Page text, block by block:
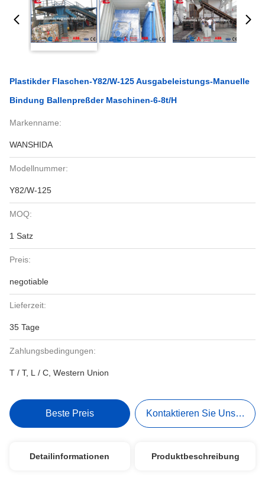
Plastikder Flaschen-Y82/W-125 Ausgabeleistungs-Manuelle
Bindung Ballenpreßder Maschinen-6-8t/H
Markenname:
WANSHIDA
Modellnummer:
Y82/W-125
MOQ:
1 Satz
Preis:
negotiable
Lieferzeit:
35 Tage
Zahlungsbedingungen:
T / T, L / C, Western Union
Beste Preis Kontaktieren Sie Uns Jetzt
Detailinformationen Produktbeschreibung